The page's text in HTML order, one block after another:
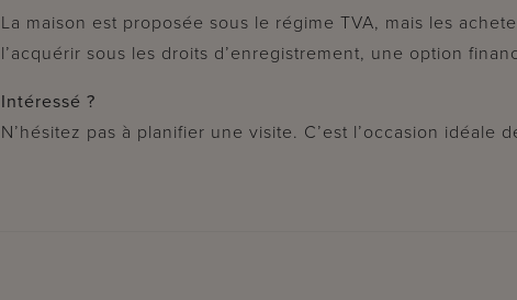
La maison est proposée sous le régime TVA, mais les
l’acquérir sous les droits d’enregistrement, une option
Intéressé ?
N’hésitez pas à planifier une visite. C’est l’occasion idéale